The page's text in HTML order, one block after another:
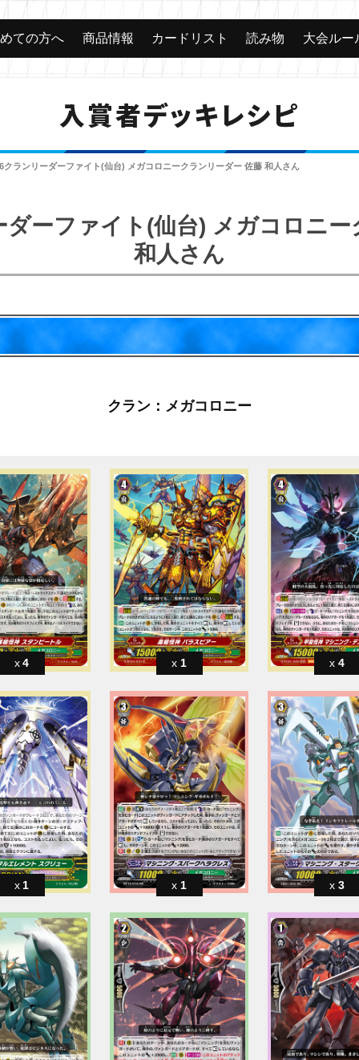
ての方へ 商品情報 カードリスト 読み物 大会ルー
入賞者デッキレシピ
クランリーダーファイト(仙台) メガコロニークランリーダー 佐藤 和人さん
ーファイト(仙台) メガコロニ
和人さん
クラン：メガコロニー
4 1 4
1 1 3